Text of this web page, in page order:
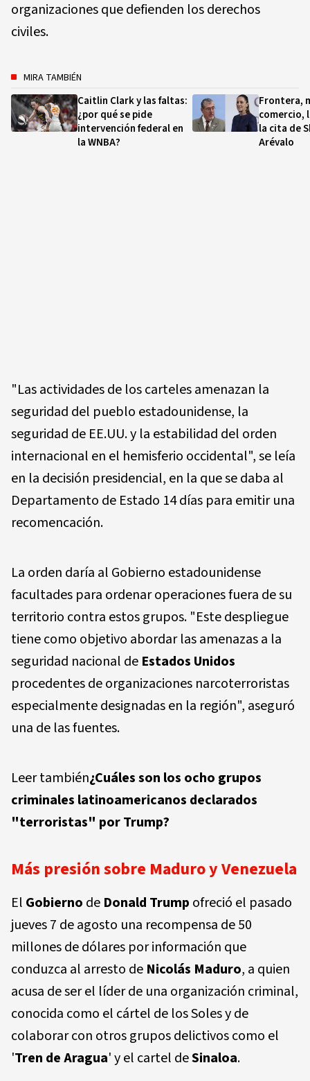
organizaciones que defienden los derechos
civiles.
MIRA TAMBIÉN
Caitlin Clark y las faltas:
¿por qué se pide
intervención federal en
la WNBA?
Frontera,
comercio,
la cita de
Arévalo
"Las actividades de los carteles amenazan la
seguridad del pueblo estadounidense, la
seguridad de EE.UU. y la estabilidad del orden
internacional en el hemisferio occidental", se leía
en la decisión presidencial, en la que se daba al
Departamento de Estado 14 días para emitir una
recomencación.
La orden daría al Gobierno estadounidense
facultades para ordenar operaciones fuera de su
territorio contra estos grupos. "Este despliegue
tiene como objetivo abordar las amenazas a la
seguridad nacional de Estados Unidos
procedentes de organizaciones narcoterroristas
especialmente designadas en la región", aseguró
una de las fuentes.
Leer también¿Cuáles son los ocho grupos
criminales latinoamericanos declarados
"terroristas" por Trump?
Más presión sobre Maduro y Venezuela
El Gobierno de Donald Trump ofreció el pasado
jueves 7 de agosto una recompensa de 50
millones de dólares por información que
conduzca al arresto de Nicolás Maduro, a quien
acusa de ser el líder de una organización criminal,
conocida como el cártel de los Soles y de
colaborar con otros grupos delictivos como el
'Tren de Aragua' y el cartel deSinaloa.